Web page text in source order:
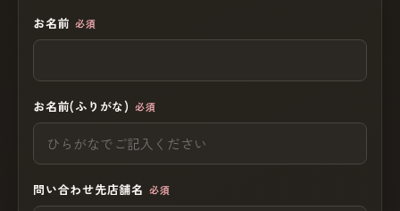
お名前 必須
お名前(ふりがな) 必須
問い合わせ先店舗名 必須